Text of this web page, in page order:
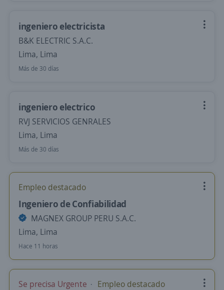
ingeniero electricista
B&K ELECTRIC S.A.C.
Lima, Lima
Más de 30 días
ingeniero electrico
RVJ SERVICIOS GENRALES
Lima, Lima
Más de 30 días
Empleo destacado
Ingeniero de Confiabilidad
MAGNEX GROUP PERU S.A.C.
Lima, Lima
Hace 11 horas
Se precisa Urgente Empleo destacado